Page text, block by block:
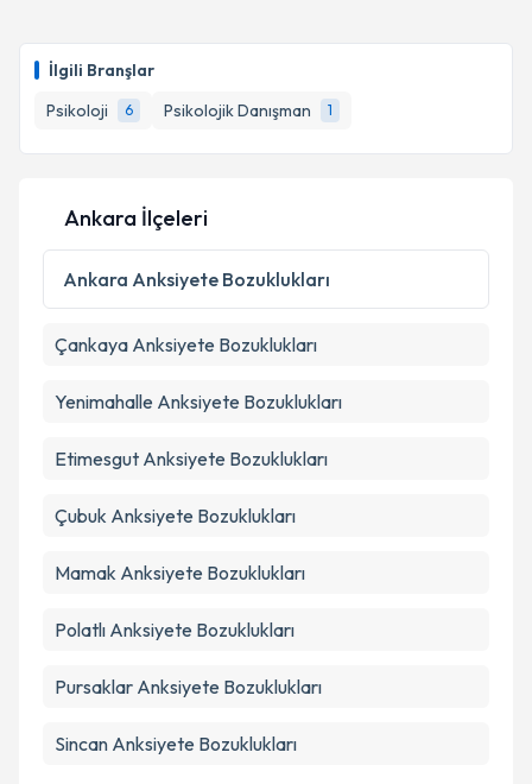
İlgili Branşlar
Psikoloji
6 Psikolojik Danışman 1
takvim hazırlandığında e-posta ile bilgilendireceğiz.
E-posta Adresiniz
Kişisel verilerimin işlenmesine ilişkinAydınlatma
Metni 'ni okudum ve kişisel verilerimin belirtilen
kapsamda işlenmesini kabul ediyorum.
Ankara İlçeleri
Ankara Anksiyete Bozuklukları
Çankaya Anksiyete Bozuklukları
Yenimahalle Anksiyete Bozuklukları
Etimesgut Anksiyete Bozuklukları
Çubuk Anksiyete Bozuklukları
Mamak Anksiyete Bozuklukları
Polatlı Anksiyete Bozuklukları
Pursaklar Anksiyete Bozuklukları
Sincan Anksiyete Bozuklukları